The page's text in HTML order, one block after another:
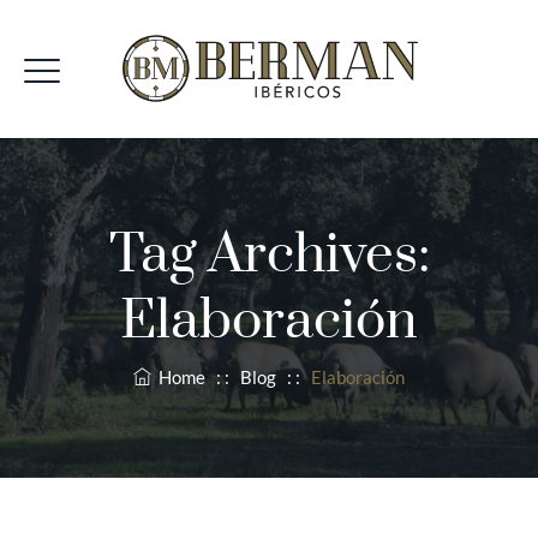
Tag Archives:
Elaboración
Home: : Blog: : Elaboración